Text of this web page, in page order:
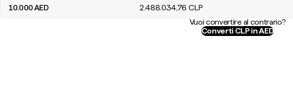
10.000AED 2.488.034,76 CLP
Vuoi convertire al contrario?
Converti CLP in AED